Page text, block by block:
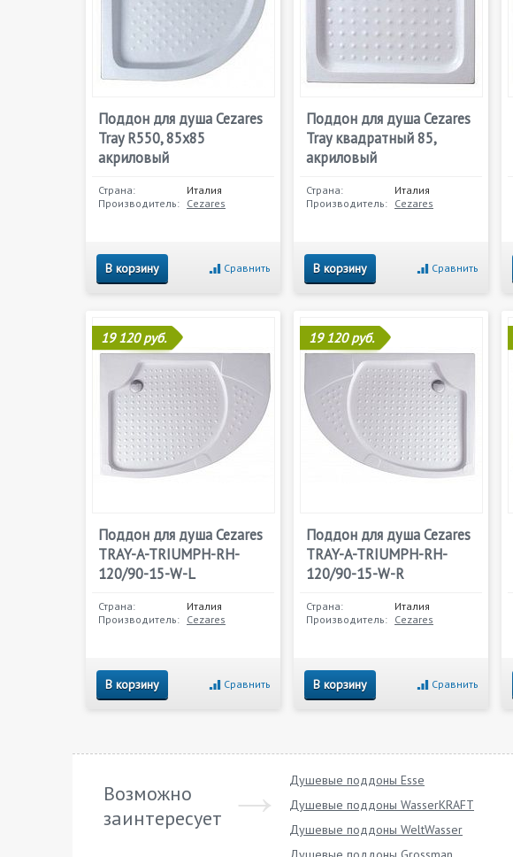
Поддон для душа Cezares
Tray R550, 85х85
акриловый
Страна:
Италия
Производитель: Cezares
В корзину Сравнить
Поддон для душа Cezares
Tray квадратный 85,
акриловый
Страна:
Италия
Производитель: Cezares
В корзину Сравнить
19 120 руб.
Поддон для душа Cezares
TRAY-A-TRIUMPH-RH-
120/90-15-W-L
Страна:
Италия
Производитель: Cezares
В корзину Сравнить
19 120 руб.
Поддон для душа Cezares
TRAY-A-TRIUMPH-RH-
120/90-15-W-R
Страна:
Италия
Производитель: Cezares
В корзину Сравнить
Возможно
заинтересует
Душевые поддоны Esse
Душевые поддоны WasserKRAFT
Душевые поддоны WeltWasser